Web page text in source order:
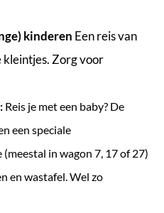
kinderen Een reis van
kleintjes. Zorg voor
Reis je met een baby? De
een speciale
in wagon 7, 17 of 27)
en wastafel. Wel zo